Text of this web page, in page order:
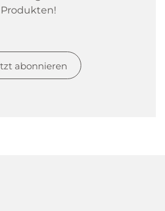
Produkten!
abonnieren